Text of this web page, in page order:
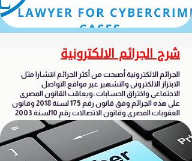
شرح الجرائم الالكترونية
الجرائم الالكترونية أصبحت من أكثر الجرائم انتشارا مثل
الابتزاز الالكترونى والتشهير عبر مواقع التواصل
الاجتماعى واختراق الحسابات ،ويعاقب القانون المصرى
على هذه الجرائم وفق قانون رقم 175 لسنة 2018 وقانون
العقوبات المصرى وقانون الاتصالات رقم 10لسنة 2003